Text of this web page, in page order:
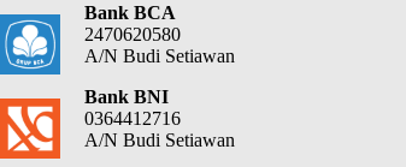
Bank BCA
2470620580
A/N Budi Setiawan
Bank BNI
0364412716
A/N Budi Setiawan